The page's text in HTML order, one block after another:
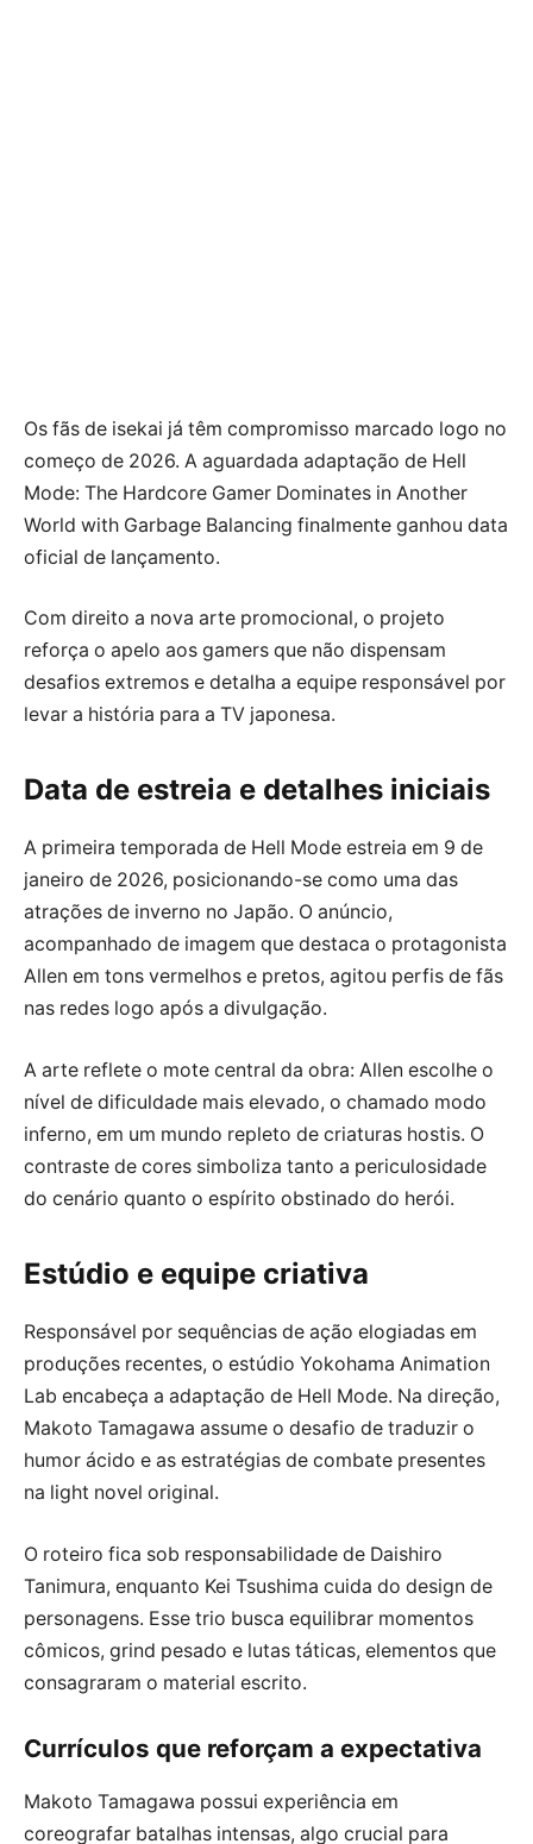
Os fãs de isekai já têm compromisso marcado logo no
começo de 2026. A aguardada adaptação de Hell
Mode: The Hardcore Gamer Dominates in Another
World with Garbage Balancing finalmente ganhou data
oficial de lançamento.
Com direito a nova arte promocional, o projeto
reforça o apelo aos gamers que não dispensam
desafios extremos e detalha a equipe responsável por
levar a história para a TV japonesa.
Data de estreia e detalhes iniciais
A primeira temporada de Hell Mode estreia em 9 de
janeiro de 2026, posicionando-se como uma das
atrações de inverno no Japão. O anúncio,
acompanhado de imagem que destaca o protagonista
Allen em tons vermelhos e pretos, agitou perfis de fãs
nas redes logo após a divulgação.
A arte reflete o mote central da obra: Allen escolhe o
nível de dificuldade mais elevado, o chamado modo
inferno, em um mundo repleto de criaturas hostis. O
contraste de cores simboliza tanto a periculosidade
do cenário quanto o espírito obstinado do herói.
Estúdio e equipe criativa
Responsável por sequências de ação elogiadas em
produções recentes, o estúdio Yokohama Animation
Lab encabeça a adaptação de Hell Mode. Na direção,
Makoto Tamagawa assume o desafio de traduzir o
humor ácido e as estratégias de combate presentes
na light novel original.
O roteiro fica sob responsabilidade de Daishiro
Tanimura, enquanto Kei Tsushima cuida do design de
personagens. Esse trio busca equilibrar momentos
cômicos, grind pesado e lutas táticas, elementos que
consagraram o material escrito.
Currículos que reforçam a expectativa
Makoto Tamagawa possui experiência em
coreografar batalhas intensas, algo crucial para